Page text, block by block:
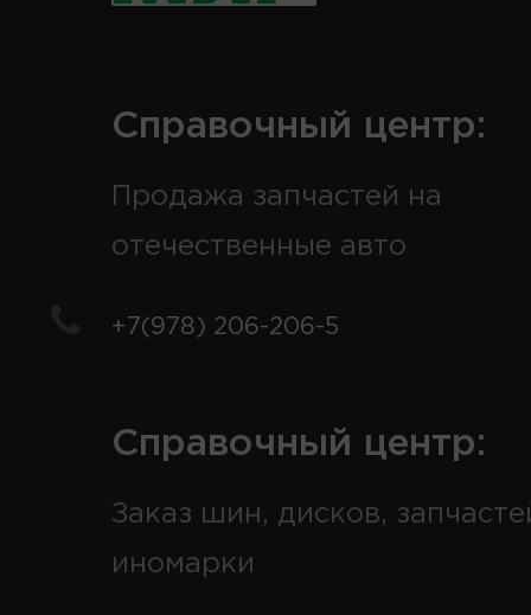
Справочный центр:
Продажа запчастей на
отечественные авто
+7(978) 206-206-5
Справочный центр:
Заказ шин, дисков,
иномарки